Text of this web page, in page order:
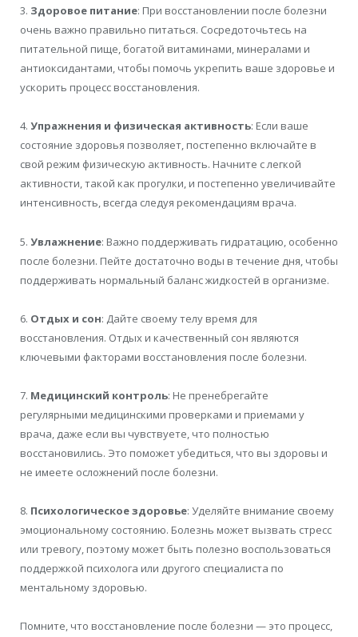
3. Здоровое питание: При восстановлении после болезни
очень важно правильно питаться. Сосредоточьтесь на
питательной пище, богатой витаминами, минералами и
антиоксидантами, чтобы помочь укрепить ваше здоровье и
ускорить процесс восстановления.
4. Упражнения и физическая активность: Если ваше
состояние здоровья позволяет, постепенно включайте в
свой режим физическую активность. Начните с легкой
активности, такой как прогулки, и постепенно увеличивайте
интенсивность, всегда следуя рекомендациям врача.
5. Увлажнение: Важно поддерживать гидратацию, особенно
после болезни. Пейте достаточно воды в течение дня, чтобы
поддерживать нормальный баланс жидкостей в организме.
6. Отдых и сон: Дайте своему телу время для
восстановления. Отдых и качественный сон являются
ключевыми факторами восстановления после болезни.
7. Медицинский контроль: Не пренебрегайте
регулярными медицинскими проверками и приемами у
врача, даже если вы чувствуете, что полностью
восстановились. Это поможет убедиться, что вы здоровы и
не имеете осложнений после болезни.
8. Психологическое здоровье: Уделяйте внимание своему
эмоциональному состоянию. Болезнь может вызвать стресс
или тревогу, поэтому может быть полезно воспользоваться
поддержкой психолога или другого специалиста по
ментальному здоровью.
Помните, что восстановление после болезни — это процесс,